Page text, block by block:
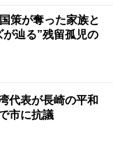
策が奪った家族と
辿る”残留孤児の
代表が長崎の平和
市に抗議